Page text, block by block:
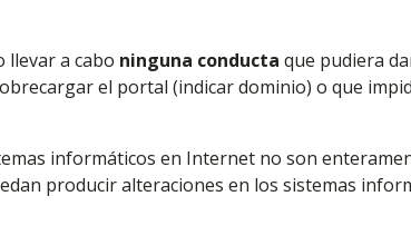
llevar a cabo ninguna conducta que pudiera
el portal (indicar dominio) o que
informáticos en Internet no son
producir alteraciones en los sistemas